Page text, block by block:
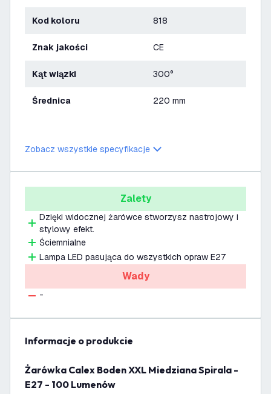
Kod koloru 818
Znak jakości CE
Kąt wiązki 300°
Średnica 220 mm
Zobacz wszystkie specyfikacje
Zalety
Dzięki widocznej żarówce stworzysz nastrojowy i
stylowy efekt.
Ściemnialne
Lampa LED pasująca do wszystkich opraw E27
Wady
-
informacje o produkcie
Żarówka Calex Boden XXL Miedziana Spirala -
E27 - 100 Lumenów